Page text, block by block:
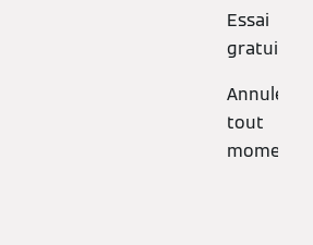
Essai
gratuit.
Annulez à
tout
moment.